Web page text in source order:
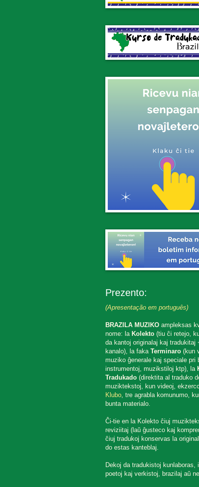
Prezento:
(Apresentação em português)
BRAZILA MUZIKOampleksas
nome: la Kolekto(tiu ĉi retejo,
da kantoj originalaj kaj tradukitaj
kanalo), la faka Terminaro(kun
muziko ĝenerale kaj speciale pri
instrumentoj, muzikstiloj ktp), la
Tradukado(direktita al traduko
muziktekstoj, kun videoj,
Klubo, tre agrabla komunumo,
bunta materialo.
Ĉi-tie en la Kolekto ĉiuj
reviziitaj (laŭ ĝusteco kaj
ĉiuj tradukoj konservas la
do estas kanteblaj.
Dekoj da tradukistoj kunlaboras,
poetoj kaj verkistoj, brazilaj aŭ